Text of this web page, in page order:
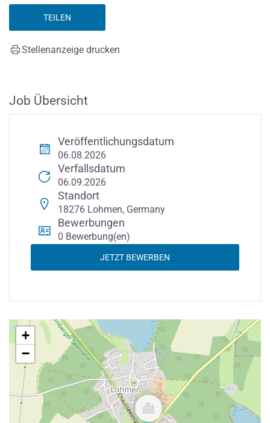
TEILEN
Stellenanzeige drucken
Job Übersicht
Veröffentlichungsdatum
06.08.2026
Verfallsdatum
06.09.2026
Standort
18276 Lohmen, Germany
Bewerbungen
0 Bewerbung(en)
JETZT BEWERBEN
+
−